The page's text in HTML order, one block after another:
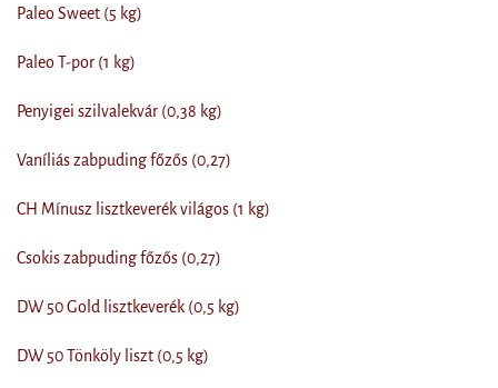
Paleo Sweet (5 kg)
Paleo T-por (1 kg)
Penyigei szilvalekvár (0,38 kg)
Vaníliás zabpuding főzős (0,27)
CH Mínusz lisztkeverék világos (1 kg)
Csokis zabpuding főzős (0,27)
DW 50 Gold lisztkeverék (0,5 kg)
DW 50 Tönköly liszt (0,5 kg)